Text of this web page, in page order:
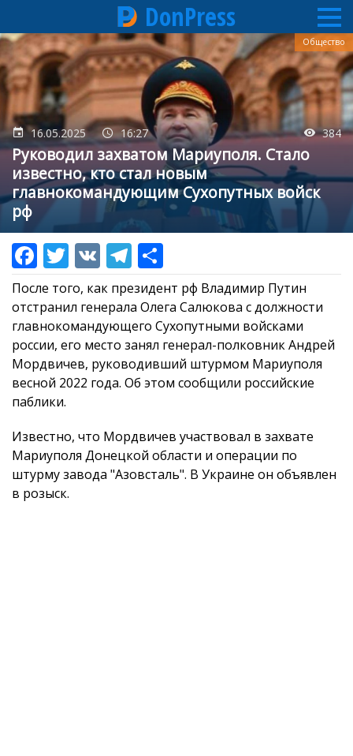
Перейти
к
основному
содержанию
DonPress
16.05.2025 16:27 384
Руководил захватом Мариуполя. Стало
известно, кто стал новым
главнокомандующим Сухопутных войск
рф
Общество
После того, как президент рф Владимир Путин
отстранил генерала Олега Салюкова с должности
главнокомандующего Сухопутными войсками
россии, его место занял генерал-полковник Андрей
Мордвичев, руководивший штурмом Мариуполя
весной 2022 года. Об этом сообщили российские
паблики.
Известно, что Мордвичев участвовал в захвате
Мариуполя Донецкой области и операции по
штурму завода "Азовсталь". В Украине он объявлен
в розыск.